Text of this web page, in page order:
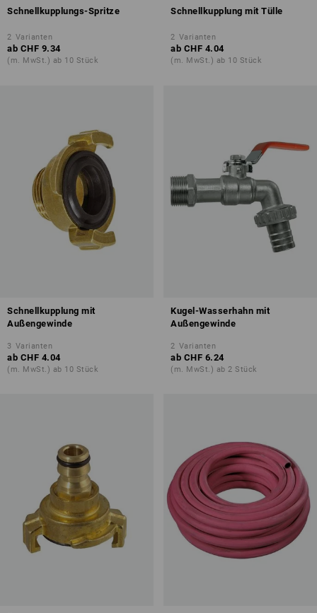
Schnellkupplungs-Spritze
2 Varianten
ab CHF 9.34
(m. MwSt.) ab 10 Stück
Schnellkupplung mit Tülle
2 Varianten
ab CHF 4.04
(m. MwSt.) ab 10 Stück
Schnellkupplung mit
Außengewinde
3 Varianten
ab CHF 4.04
(m. MwSt.) ab 10 Stück
Kugel-Wasserhahn mit
Außengewinde
2 Varianten
ab CHF 6.24
(m. MwSt.) ab 2 Stück